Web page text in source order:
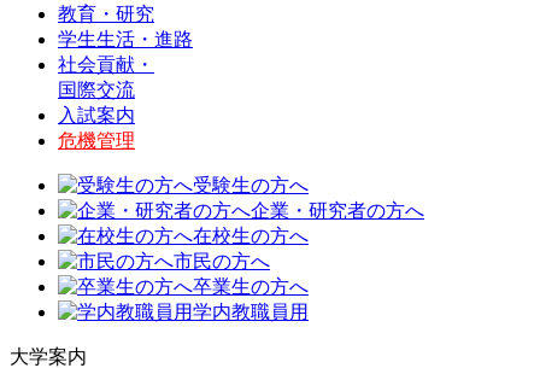
教育・研究
学生生活・進路
社会貢献・
国際交流
入試案内
危機管理
受験生の方へ
企業・研究者の方へ
在校生の方へ
市民の方へ
卒業生の方へ
学内教職員用
大学案内